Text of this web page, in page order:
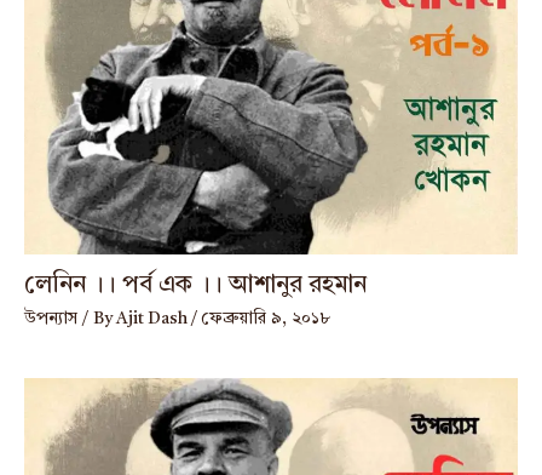
লেনিন ।। পর্ব এক ।। আশানুর রহমান
উপন্যাস / By Ajit Dash / ফেব্রুয়ারি ৯, ২০১৮